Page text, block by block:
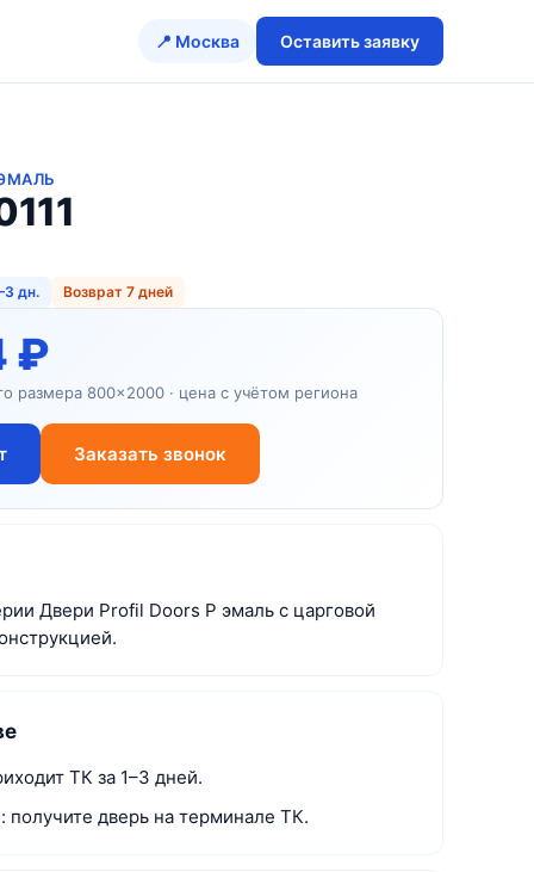
📍 Москва Оставить заявку
ЭМАЛЬ
дн. Возврат 7 дней
₽
размера 800×2000 · цена с учётом региона
Заказать звонок
Двери Profil Doors P эмаль с царговой
ТК за 1–3 дней.
получите дверь на терминале ТК.